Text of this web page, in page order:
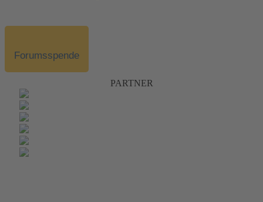
Forumsspende
PARTNER